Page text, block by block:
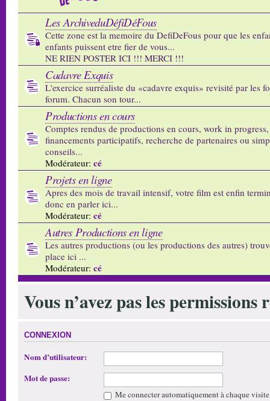
Les ArchiveduDéfiDéFous
Cette zone est la memoire du DefiDeFous pour que les
enfants puissent etre fier de vous...
NE RIEN POSTER ICI !!! MERCI !!!
Cadavre Exquis
L'exercice surréaliste du «cadavre exquis» revisité par les
forum. Chacun son tour...
Productions en cours
Comptes rendus de productions en cours, work in
financements participatifs, recherche de partenaires ou
conseils...
Modérateur: cé
Projets en ligne
Apres des mois de travail intensif, votre film est enfin
donc en parler ici...
Modérateur: cé
Autres Productions en ligne
Les autres productions (ou les productions des autres)
place ici ...
Modérateur: cé
Vous n’avez pas les
CONNEXION
Nom d’utilisateur:
Mot de passe:
Me connecter automatiquement à chaque visite